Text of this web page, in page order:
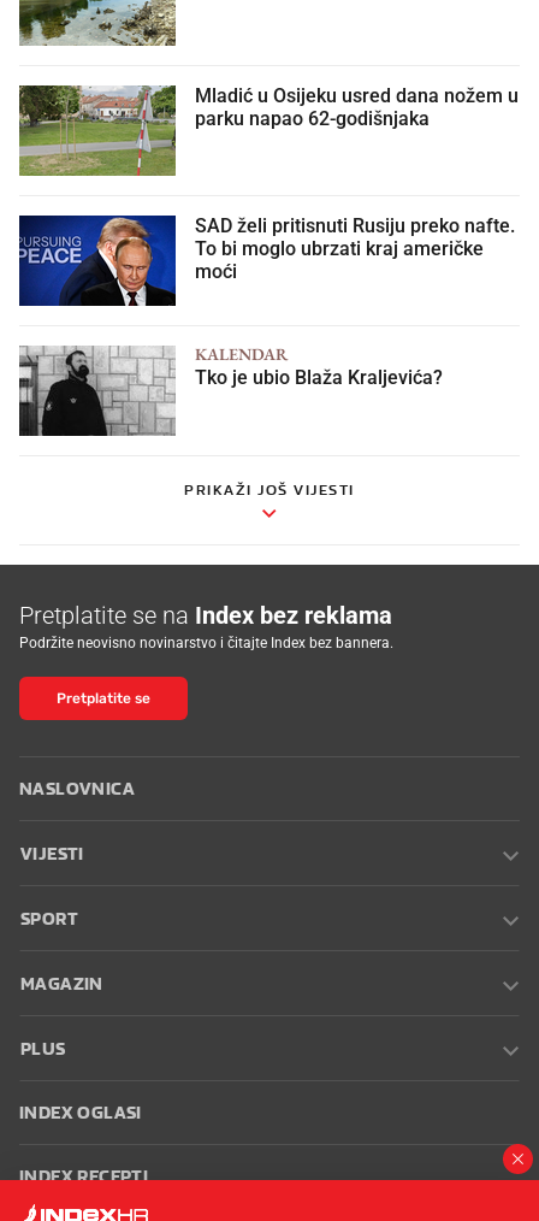
Mladić u Osijeku usred dana nožem u
parku napao 62-godišnjaka
SAD želi pritisnuti Rusiju preko nafte.
To bi moglo ubrzati kraj američke
moći
KALENDAR
Tko je ubio Blaža Kraljevića?
PRIKAŽI JOŠ VIJESTI
Pretplatite se na Index bez reklama
Podržite neovisno novinarstvo i čitajte Index bez bannera.
Pretplatite se
NASLOVNICA
VIJESTI
SPORT
MAGAZIN
PLUS
INDEX OGLASI
INDEX RECEPTI